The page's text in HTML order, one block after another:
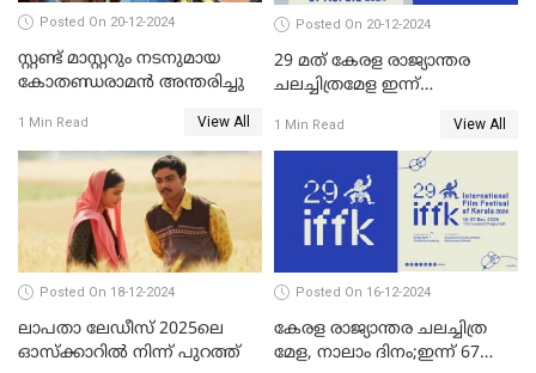
Posted On 20-12-2024
സ്റ്റണ്ട് മാസ്റ്ററും നടനുമായ
കോതണ്ഡരാമൻ അന്തരിച്ചു
1 Min Read View All
Posted On 20-12-2024
29 മത് കേരള രാജ്യാന്തര
ചലച്ചിത്രമേള ഇന്ന്
1 Min Read View All
Posted On 18-12-2024
ലാപതാ ലേഡീസ് 2025ലെ
ഓസ്‌ക്കാറില്‍ നിന്ന് പുറത്ത്
Posted On 16-12-2024
കേരള രാജ്യാന്തര ചലച്ചിത്ര
മേള, നാലാം ദിനം;ഇന്ന് 67